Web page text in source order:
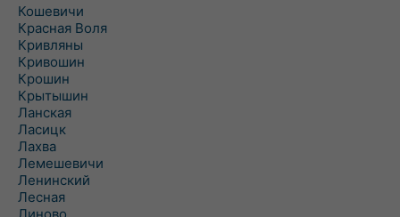
Кошевичи
Красная Воля
Кривляны
Кривошин
Крошин
Крытышин
Ланская
Ласицк
Лахва
Лемешевичи
Ленинский
Лесная